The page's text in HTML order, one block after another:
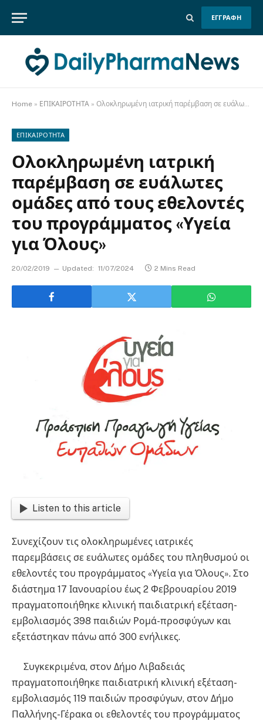
ΕΓΓΡΑΦΗ
Home » ΕΠΙΚΑΙΡΟΤΗΤΑ » Ολοκληρωμένη ιατρική παρέμβαση σε ευάλωτες ομάδες από τους εθελοντές του προγράμματος «Υγεία για Όλους»
ΕΠΙΚΑΙΡΟΤΗΤΑ
Ολοκληρωμένη ιατρική
παρέμβαση σε ευάλωτες
ομάδες από τους εθελοντές
του προγράμματος «Υγεία
για Όλους»
20/02/2019 Updated: 11/07/2024 2 Mins Read
Listen to this article
Συνεχίζουν τις ολοκληρωμένες ιατρικές
παρεμβάσεις σε ευάλωτες ομάδες του πληθυσμού οι
εθελοντές του προγράμματος «Υγεία για Όλους». Στο
διάστημα 17 Ιανουαρίου έως 2 Φεβρουαρίου 2019
πραγματοποιήθηκε κλινική παιδιατρική εξέταση-
εμβολιασμός 398 παιδιών Ρομά-προσφύγων και
εξετάστηκαν πάνω από 300 ενήλικες.
Συγκεκριμένα, στον Δήμο Λιβαδειάς
πραγματοποιήθηκε παιδιατρική κλινική εξέταση-
εμβολιασμός 119 παιδιών προσφύγων, στον Δήμο
Παλλήνης-Γέρακα οι εθελοντές του προγράμματος